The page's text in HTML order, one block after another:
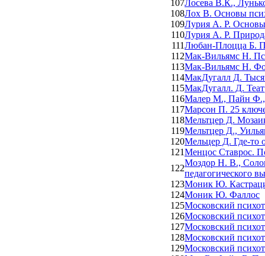
107Лосева В.К.,
108Лох В. Основы
109Лурия А. Р.
110Лурия А. Р.
111Любан-Плоцца Б.
112Мак-Вильямс Н.
113Мак-Вильямс Н.
114МакДугалл Д.
115МакДугалл. Д.
116Малер М., Пайн Ф.,
117Марсон П. 25
118Мельтцер Д.
119Мельтцер Д.,
120Мельцер Д. Где-то
121Менцос Ставрос.
122
Моздор Н. В.,
педагогического
123Моник Ю.
124Моник Ю. Фаллос
125Московский
126Московский
127Московский
128Московский
129Московский